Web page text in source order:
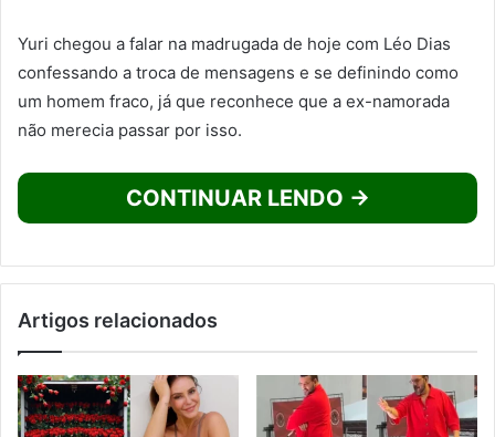
Yuri chegou a falar na madrugada de hoje com Léo Dias
confessando a troca de mensagens e se definindo como
um homem fraco, já que reconhece que a ex-namorada
não merecia passar por isso.
CONTINUAR LENDO →
Artigos relacionados